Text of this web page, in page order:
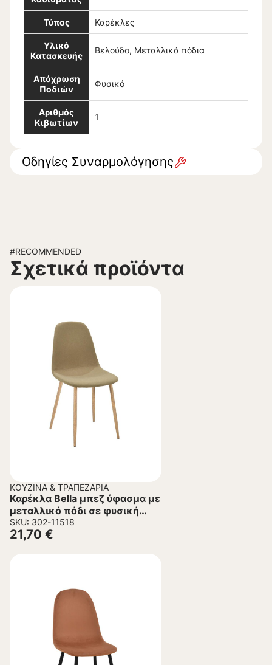
Τύπος Καρέκλες
Υλικό
Κατασκευής
Βελούδο, Μεταλλικά πόδια
Απόχρωση
Ποδιών
Φυσικό
Αριθμός
Κιβωτίων
1
Οδηγίες Συναρμολόγησης
#RECOMMENDED
Σχετικά προϊόντα
ΚΟΥΖΊΝΑ & ΤΡΑΠΕΖΑΡΊΑ
Καρέκλα Bella μπεζ ύφασμα με
μεταλλικό πόδι σε φυσική
απόχρωση 43.5x52x89εκ
SKU: 302-11518
21,70 €